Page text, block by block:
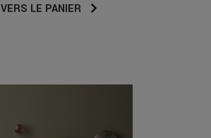
VERS LE PANIER